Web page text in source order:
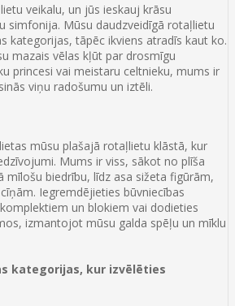
veikalu, un jūs ieskauj krāsu
simfonija. Mūsu daudzveidīgā rotaļlietu
kategorijas, tāpēc ikviens atradīs kaut ko.
mazais vēlas kļūt par drosmīgu
princesi vai meistaru celtnieku, mums ir
viņu radošumu un iztēli.
mūsu plašajā rotaļlietu klāstā, kur
Mums ir viss, sākot no plīša
mīlošu biedrību, līdz asa sižeta figūrām,
Iegremdējieties būvniecības
un blokiem vai dodieties
izmantojot mūsu galda spēļu un mīklu
kategorijas, kur izvēlēties